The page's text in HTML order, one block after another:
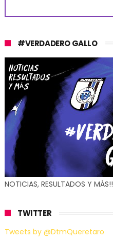
#VERDADERO GALLO
NOTICIAS, RESULTADOS Y MÁS!!
TWITTER
Tweets by @DtmQueretaro